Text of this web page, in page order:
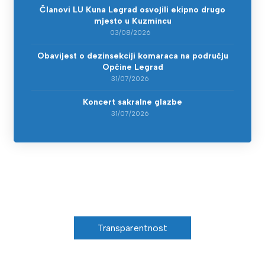
Članovi LU Kuna Legrad osvojili ekipno drugo
mjesto u Kuzmincu
03/08/2026
Obavijest o dezinsekciji komaraca na području
Općine Legrad
31/07/2026
Koncert sakralne glazbe
31/07/2026
Transparentnost